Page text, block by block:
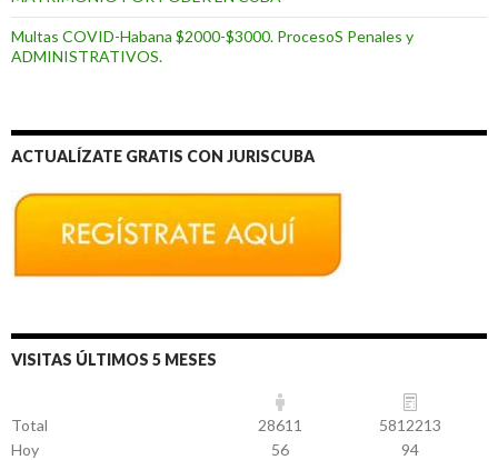
Multas COVID-Habana $2000-$3000. ProcesoS Penales y
ADMINISTRATIVOS.
ACTUALÍZATE GRATIS CON JURISCUBA
VISITAS ÚLTIMOS 5 MESES
Total 28611
5812213
Hoy
56
94